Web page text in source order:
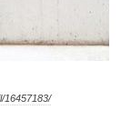
16457183/